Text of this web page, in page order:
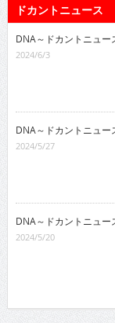
ドカントニュース
DNA～ドカントニュ
2024/6/3
DNA～ドカントニュ
2024/5/27
DNA～ドカントニュ
2024/5/20